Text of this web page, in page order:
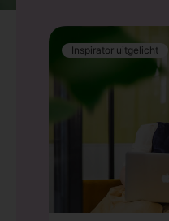
Inspirator uitgelicht